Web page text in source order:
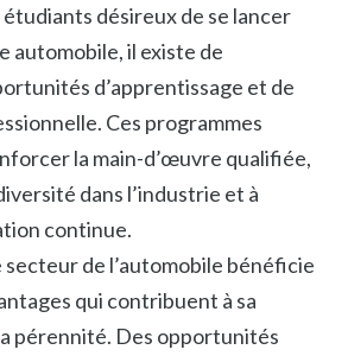
étudiants désireux de se lancer
automobile, il existe de
d’apprentissage et de
Ces programmes
la main-d’œuvre qualifiée,
dans l’industrie et à
continue.
secteur de l’automobile bénéficie
qui contribuent à sa
pérennité. Des opportunités